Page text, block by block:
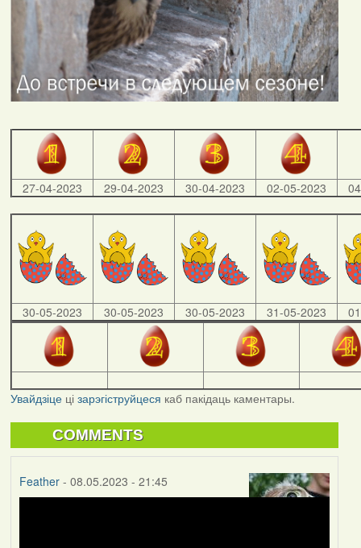
27-04-2023 29-04-2023 30-04-2023 02-05-2023
30-05-2023 30-05-2023 30-05-2023 31-05-2023
Увайдзіцеці зарэгіструйцеся каб пакідаць каментары.
COMMENTS
Feather- 08.05.2023 - 21:45